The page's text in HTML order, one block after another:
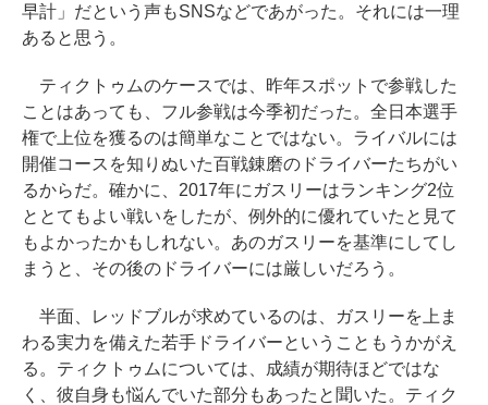
早計」だという声もSNSなどであがった。それには一理
あると思う。
ティクトゥムのケースでは、昨年スポットで参戦した
ことはあっても、フル参戦は今季初だった。全日本選手
権で上位を獲るのは簡単なことではない。ライバルには
開催コースを知りぬいた百戦錬磨のドライバーたちがい
るからだ。確かに、2017年にガスリーはランキング2位
ととてもよい戦いをしたが、例外的に優れていたと見て
もよかったかもしれない。あのガスリーを基準にしてし
まうと、その後のドライバーには厳しいだろう。
半面、レッドブルが求めているのは、ガスリーを上ま
わる実力を備えた若手ドライバーということもうかがえ
る。ティクトゥムについては、成績が期待ほどではな
く、彼自身も悩んでいた部分もあったと聞いた。ティク